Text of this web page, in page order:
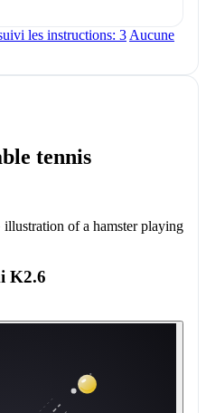
les instructions: 3 Aucune
tennis
of a hamster playing
K2.6